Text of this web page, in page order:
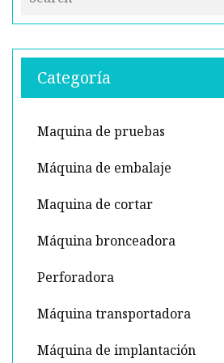
Categoría
Maquina de pruebas
Máquina de embalaje
Maquina de cortar
Máquina bronceadora
Perforadora
Máquina transportadora
Máquina de implantación